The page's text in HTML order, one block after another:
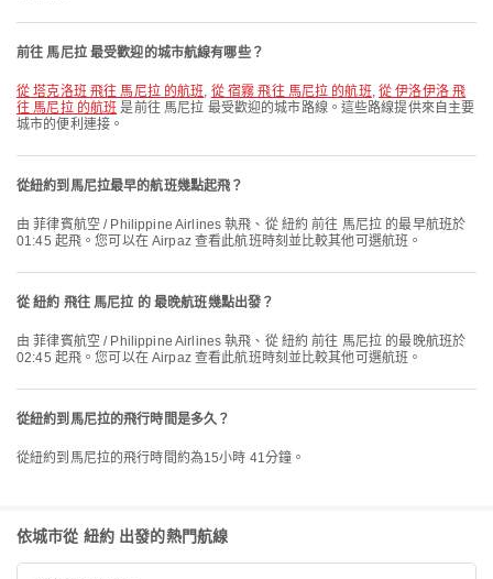
前往 馬尼拉 最受歡迎的城市航線有哪些？
從 塔克洛班 飛往 馬尼拉 的航班, 從 宿霧 飛往 馬尼拉 的航班,從 伊洛伊洛 飛
往 馬尼拉 的航班 是前往 馬尼拉 最受歡迎的城市路線。這些路線提供來自主要
城市的便利連接。
從紐約到馬尼拉最早的航班幾點起飛？
由 菲律賓航空 / Philippine Airlines 執飛、從 紐約 前往 馬尼拉 的最早航班於
01:45 起飛。您可以在 Airpaz 查看此航班時刻並比較其他可選航班。
從 紐約 飛往 馬尼拉 的 最晚航班幾點出發？
由 菲律賓航空 / Philippine Airlines 執飛、從 紐約 前往 馬尼拉 的最晚航班於
02:45 起飛。您可以在 Airpaz 查看此航班時刻並比較其他可選航班。
從紐約到馬尼拉的飛行時間是多久？
從紐約到馬尼拉的飛行時間約為15小時 41分鐘。
依城市從 紐約 出發的熱門航線